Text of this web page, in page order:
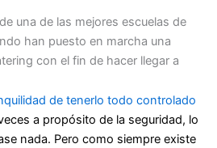
una de las mejores escuelas de
han puesto en marcha una
con el fin de hacer llegar a
de tenerlo todo controlado
a propósito de la seguridad, lo
nada. Pero como siempre existe